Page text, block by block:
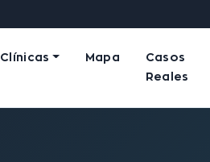
Clínicas Mapa
Casos
Reales